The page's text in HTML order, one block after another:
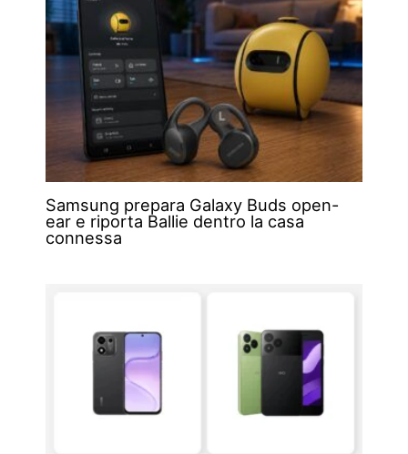
Samsung prepara Galaxy Buds open-
ear e riporta Ballie dentro la casa
connessa